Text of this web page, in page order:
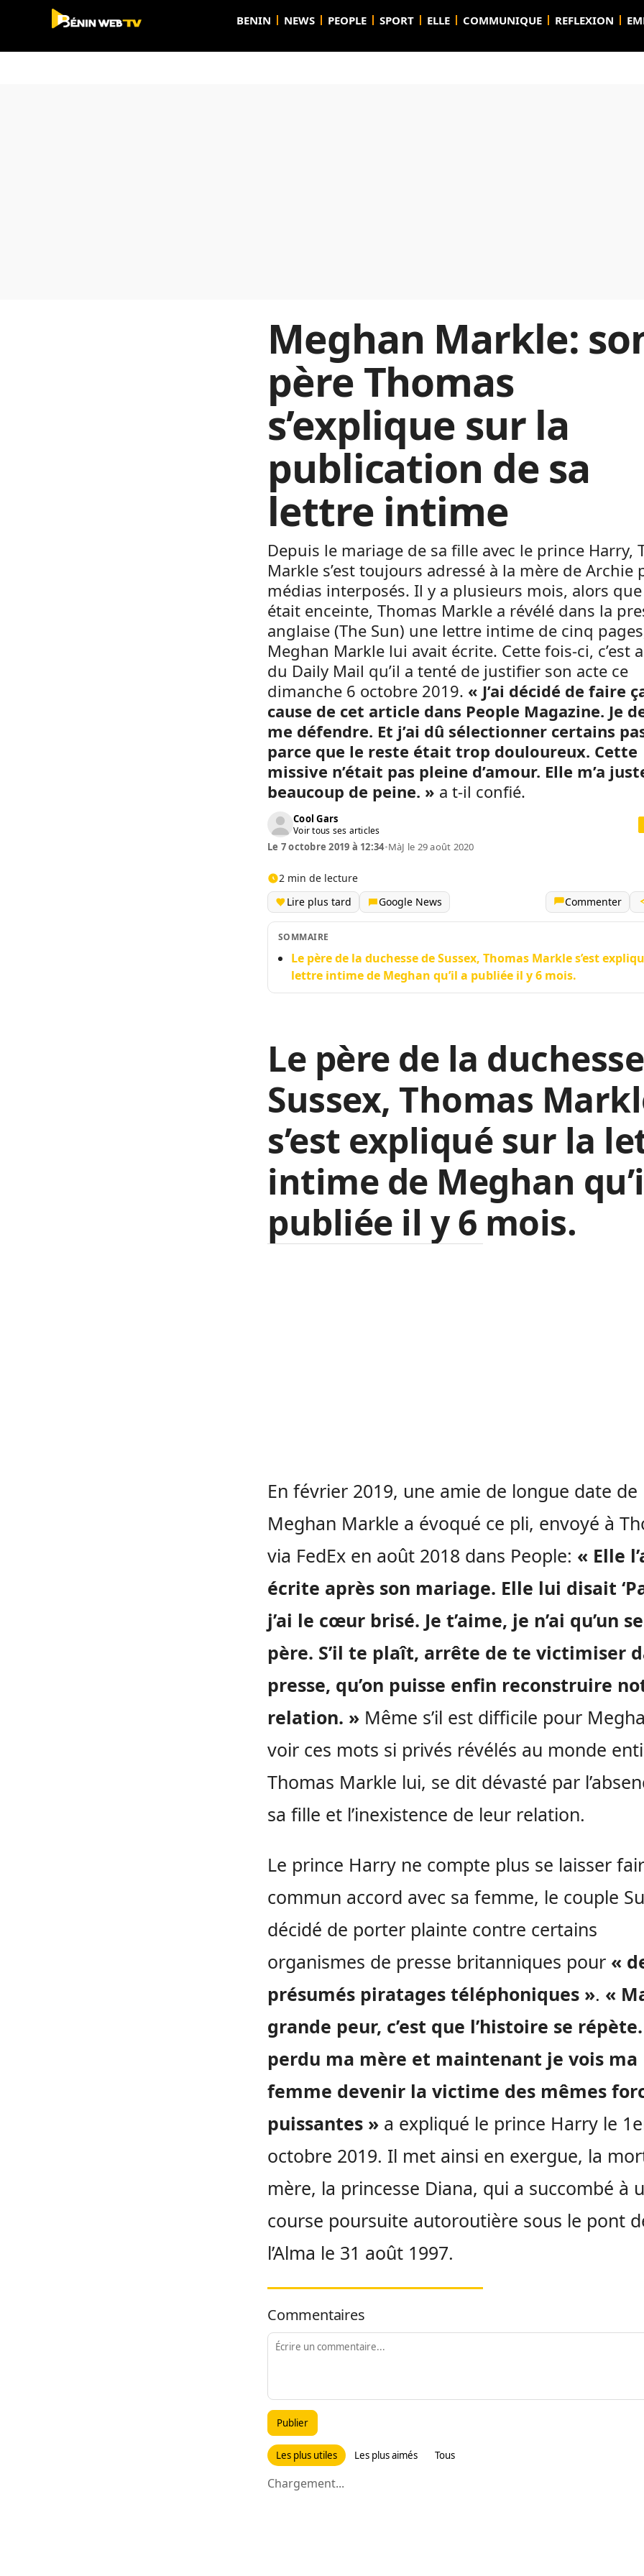
BENIN NEWS PEOPLE SPORT ELLE COMMUNIQUE REFLEXION
Meghan Markle:
père Thomas
s’explique sur la
publication de sa
lettre intime
Depuis le mariage de sa fille avec le prince Harry,
Markle s’est toujours adressé à la mère de Archie
médias interposés. Il y a plusieurs mois, alors
était enceinte, Thomas Markle a révélé dans la
anglaise (The Sun) une lettre intime de cinq
Meghan Markle lui avait écrite. Cette fois-ci, c’est
du Daily Mail qu’il a tenté de justifier son acte ce
dimanche 6 octobre 2019. « J’ai décidé de faire
cause de cet article dans People Magazine. Je
me défendre. Et j’ai dû sélectionner certains
parce que le reste était trop douloureux. Cette
missive n’était pas pleine d’amour. Elle m’a
beaucoup de peine. » a t-il confié.
Cool Gars
Voir tous ses articles
Le 7 octobre 2019 à 12:34•MàJ le 29 août 2020
2 min de lecture
Lire plus tard
Google News Commenter
SOMMAIRE
Le père de la duchesse de Sussex, Thomas Markle s’est
lettre intime de Meghan qu’il a publiée il y 6 mois.
Le père de la
Sussex, Thomas
s’est expliqué sur la
intime de Meghan
publiée il y 6 mois.
En février 2019, une amie de longue date de
Meghan Markle a évoqué ce pli, envoyé à
via FedEx en août 2018 dans People: « Elle
écrite après son mariage. Elle lui disait
j’ai le cœur brisé. Je t’aime, je n’ai qu’un
père. S’il te plaît, arrête de te victimiser
presse, qu’on puisse enfin reconstruire
relation. » Même s’il est difficile pour
voir ces mots si privés révélés au monde
Thomas Markle lui, se dit dévasté par
sa fille et l’inexistence de leur relation.
Le prince Harry ne compte plus se laisser
commun accord avec sa femme, le couple
décidé de porter plainte contre certains
organismes de presse britanniques pour «
présumés piratages téléphoniques ». «
grande peur, c’est que l’histoire se répète.
perdu ma mère et maintenant je vois ma
femme devenir la victime des mêmes
puissantes » a expliqué le prince Harry le
octobre 2019. Il met ainsi en exergue, la
mère, la princesse Diana, qui a succombé à
course poursuite autoroutière sous le pont
l’Alma le 31 août 1997.
Commentaires
Publier
Les plus utiles Les plus aimés Tous
Chargement...